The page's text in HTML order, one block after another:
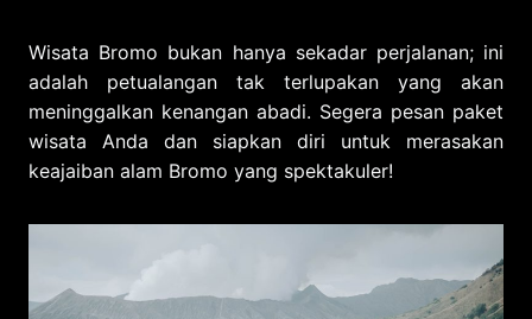
Wisata Bromo bukan hanya sekadar perjalanan; ini
adalah petualangan tak terlupakan yang akan
meninggalkan kenangan abadi. Segera pesan paket
wisata Anda dan siapkan diri untuk merasakan
keajaiban alam Bromo yang spektakuler!